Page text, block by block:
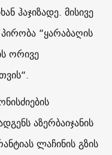
ჰაჯიზადე. მისივე
“ყარაბაღის
ორივე
აზერბაიჯანის
ლაჩინის გზის